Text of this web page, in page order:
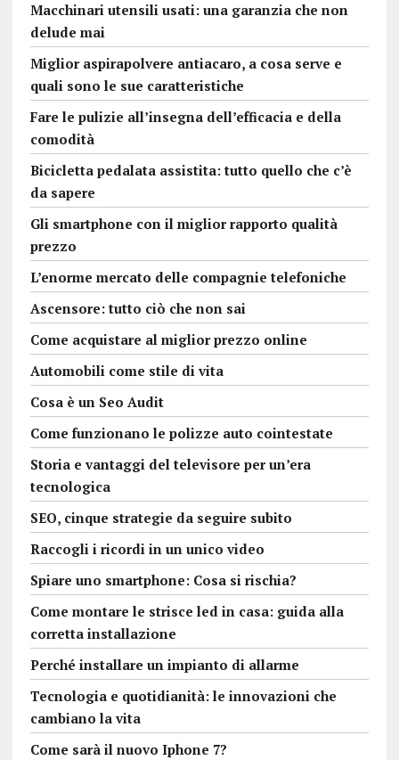
Macchinari utensili usati: una garanzia che non
delude mai
Miglior aspirapolvere antiacaro, a cosa serve e
quali sono le sue caratteristiche
Fare le pulizie all’insegna dell’efficacia e della
comodità
Bicicletta pedalata assistita: tutto quello che c’è
da sapere
Gli smartphone con il miglior rapporto qualità
prezzo
L’enorme mercato delle compagnie telefoniche
Ascensore: tutto ciò che non sai
Come acquistare al miglior prezzo online
Automobili come stile di vita
Cosa è un Seo Audit
Come funzionano le polizze auto cointestate
Storia e vantaggi del televisore per un’era
tecnologica
SEO, cinque strategie da seguire subito
Raccogli i ricordi in un unico video
Spiare uno smartphone: Cosa si rischia?
Come montare le strisce led in casa: guida alla
corretta installazione
Perché installare un impianto di allarme
Tecnologia e quotidianità: le innovazioni che
cambiano la vita
Come sarà il nuovo Iphone 7?